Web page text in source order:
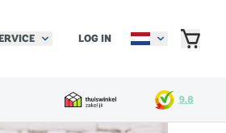
LOG IN